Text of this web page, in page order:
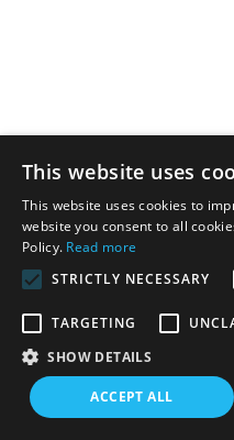
This website uses
This website uses cookies to
website you consent to all
Policy. Read more
STRICTLY NECESSARY
TARGETING
SHOW DETAILS
ACCEPT ALL